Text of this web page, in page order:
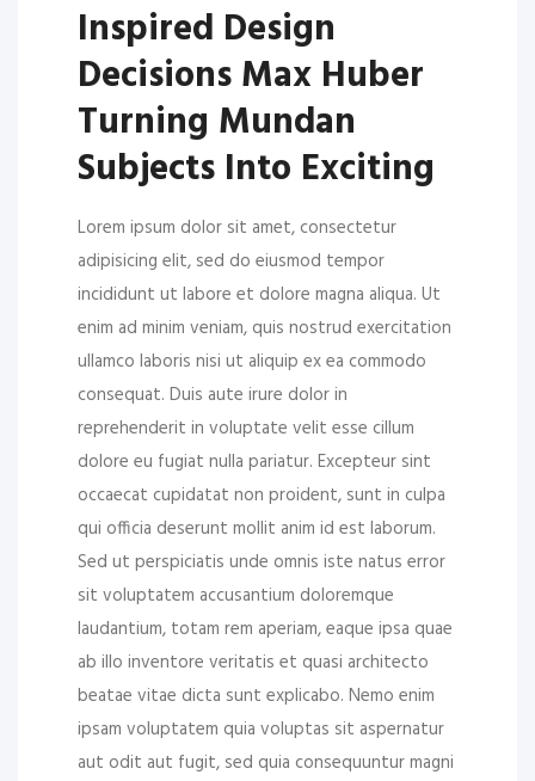
Inspired Design
Decisions Max Huber
Turning Mundan
Subjects Into Exciting
Lorem ipsum dolor sit amet, consectetur
adipisicing elit, sed do eiusmod tempor
incididunt ut labore et dolore magna aliqua. Ut
enim ad minim veniam, quis nostrud exercitation
ullamco laboris nisi ut aliquip ex ea commodo
consequat. Duis aute irure dolor in
reprehenderit in voluptate velit esse cillum
dolore eu fugiat nulla pariatur. Excepteur sint
occaecat cupidatat non proident, sunt in culpa
qui officia deserunt mollit anim id est laborum.
Sed ut perspiciatis unde omnis iste natus error
sit voluptatem accusantium doloremque
laudantium, totam rem aperiam, eaque ipsa quae
ab illo inventore veritatis et quasi architecto
beatae vitae dicta sunt explicabo. Nemo enim
ipsam voluptatem quia voluptas sit aspernatur
aut odit aut fugit, sed quia consequuntur magni